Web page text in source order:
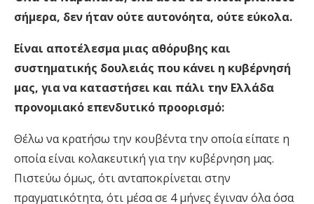
σήμερα, δεν ήταν ούτε αυτονόητα, ούτε εύκολα.
Είναι αποτέλεσμα μιας αθόρυβης και
συστηματικής δουλειάς που κάνει η κυβέρνησή
μας, για να καταστήσει και πάλι την Ελλάδα
προνομιακό επενδυτικό προορισμό:
Θέλω να κρατήσω την κουβέντα την οποία είπατε η
οποία είναι κολακευτική για την κυβέρνηση μας.
Πιστεύω όμως, ότι ανταποκρίνεται στην
πραγματικότητα, ότι μέσα σε 4 μήνες έγιναν όλα όσα